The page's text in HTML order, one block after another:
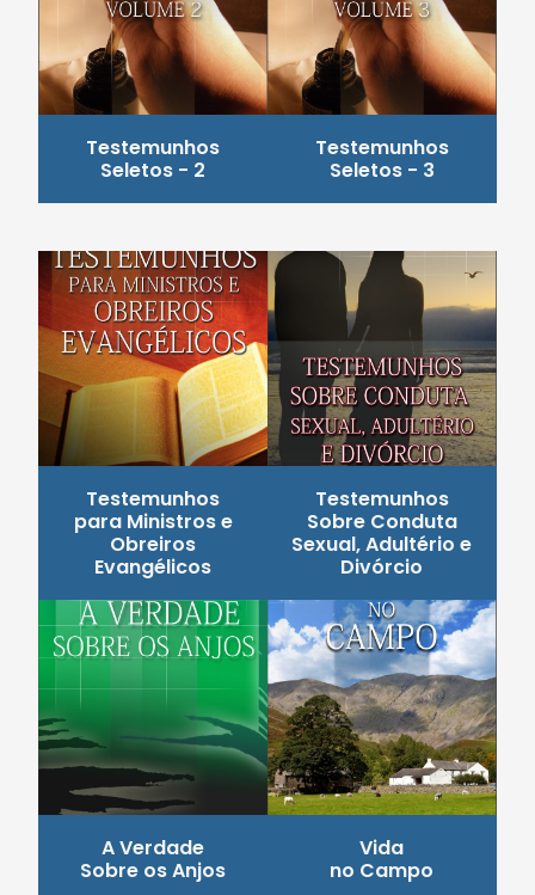
Testemunhos
Seletos - 2
Testemunhos
Seletos - 3
Testemunhos
para Ministros e
Obreiros
Evangélicos
Testemunhos
Sobre Conduta
Sexual, Adultério e
Divórcio
A Verdade
Sobre os Anjos
Vida
no Campo